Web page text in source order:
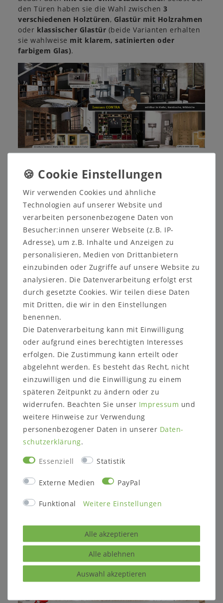
den Türen haben sie die Wahl zwischen 3
verschiedenen Holztüren, Glastür mit Holzrahmen
oder klassischer Glastür (beide Varianten erhalten
sie wahlweise mit klarem, satinierten oder
farbigem Glas).
Alle Programme von Iversen
Interieur im Überblick
Iversen Stollenwandsystem
CONTRA (aus Kiefer, Rotkernbuche oder Wildeiche)
Mehr Möbel aus Massivholz geht nicht
Wählen Sie aus ihremLieblingswerkstoff Holzund
setzen Sie individuell und stylisch Akzente. Die
jeweils
charakteristische Holzmaserung
und ein
aufregendes Farbspiel der Natur, welche sich auf
diesemaußergewöhnlichem Werkstoff
widerspiegeln, sind einfach bewundernswert.
Alle Artikel vonIVERSENfinden Sie auch hier in
unserem
Wir verwenden Cookies und ähnliche
Technologien auf unserer Website und
verarbeiten personenbezogene Daten von
Besucher:innen unserer Webseite (z.B. IP-
Adresse), um z.B. Inhalte und Anzeigen zu
personalisieren, Medien von Drittanbietern
einzubinden oder Zugriffe auf unsere Website zu
analysieren. Die Datenverarbeitung erfolgt erst
durch gesetzte Cookies. Wir teilen diese Daten
mit Dritten, die wir in den Einstellungen
benennen.
Die Datenverarbeitung kann mit Einwilligung
oder aufgrund eines berechtigten Interesses
erfolgen. Die Zustimmung kann erteilt oder
abgelehnt werden. Es besteht das Recht, nicht
einzuwilligen und die Einwilligung zu einem
späteren Zeitpunkt zu ändern oder zu
widerrufen. Beachten Sie unser Impressum und
weitere Hinweise zur Verwendung
personenbezogener Daten in unserer Daten­
schutz­erklärung.
Essenziell Statistik
Externe Medien PayPal
Funktional Weitere Einstellungen
Alle akzeptieren
Alle ablehnen
Auswahl akzeptieren